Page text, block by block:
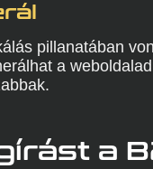
pillanatában
a
a